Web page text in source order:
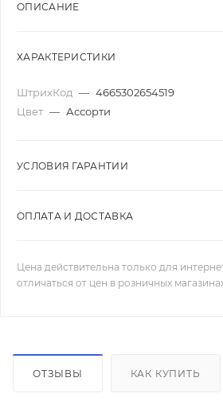
ОПИСАНИЕ
ХАРАКТЕРИСТИКИ
ШтрихКод — 4665302654519
Цвет — Ассорти
УСЛОВИЯ ГАРАНТИИ
ОПЛАТА И ДОСТАВКА
Цена действительна только для
отличаться от цен в розничных
ОТЗЫВЫ КАК КУПИТЬ